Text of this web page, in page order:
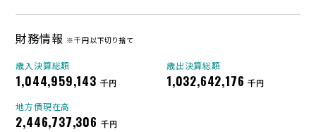
財務情報 ※千円以下切り捨て
歳入決算総額
1,044,959,143 千円
歳出決算総額
1,032,642,176 千円
地方債現在高
2,446,737,306 千円